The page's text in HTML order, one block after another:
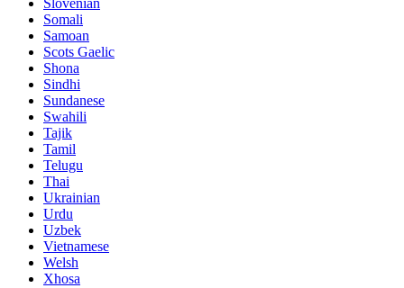
Slovenian
Somali
Samoan
Scots Gaelic
Shona
Sindhi
Sundanese
Swahili
Tajik
Tamil
Telugu
Thai
Ukrainian
Urdu
Uzbek
Vietnamese
Welsh
Xhosa